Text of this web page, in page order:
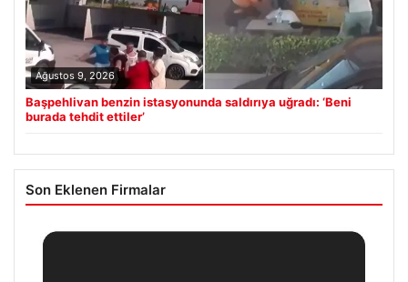
Ağustos 9, 2026
Başpehlivan benzin istasyonunda saldırıya uğradı: ‘Beni
burada tehdit ettiler’
Son Eklenen Firmalar